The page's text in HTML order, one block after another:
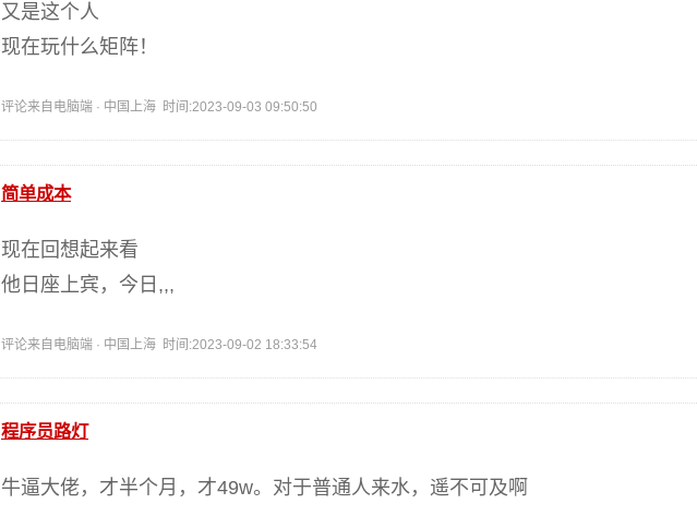
又是这个人
现在玩什么矩阵！
评论来自电脑端 · 中国上海 时间:2023-09-03 09:50:50
简单成本
现在回想起来看
他日座上宾，今日,,,
评论来自电脑端 · 中国上海 时间:2023-09-02 18:33:54
程序员路灯
牛逼大佬，才半个月，才49w。对于普通人来水，遥不可及啊